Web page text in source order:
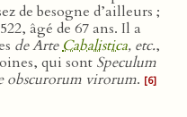
de besogne d’ailleurs ;
âgé de 67 ans. Il a
de ArteCabalistica, etc.,
qui sont Speculum
obscurorum virorum. [6]